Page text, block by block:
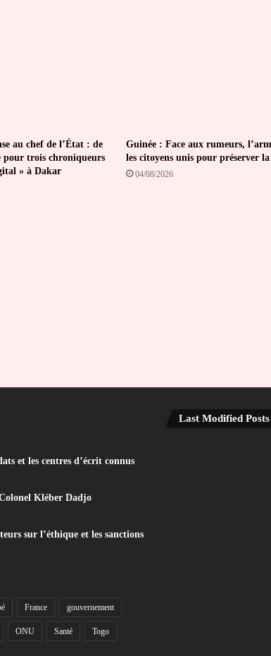
au chef de l’État : de
pour trois chroniqueurs
» à Dakar
Guinée : Face aux rumeurs,
les citoyens unis pour préserver
04/08/2026
et les centres d’écrit connus
Kléber Dadjo
sur l’éthique et les sanctions
France gouvernement
ONU Santé Togo
Last Modified Posts